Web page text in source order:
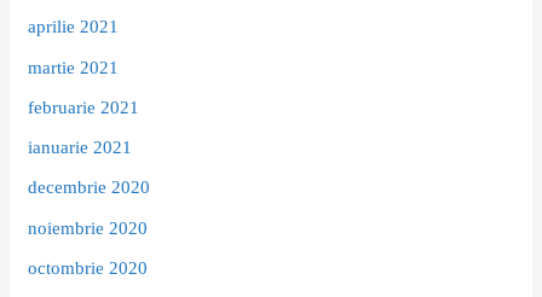
aprilie 2021
martie 2021
februarie 2021
ianuarie 2021
decembrie 2020
noiembrie 2020
octombrie 2020